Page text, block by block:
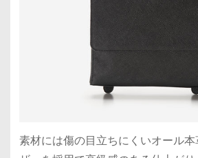
素材には傷の目立ちにくいオール